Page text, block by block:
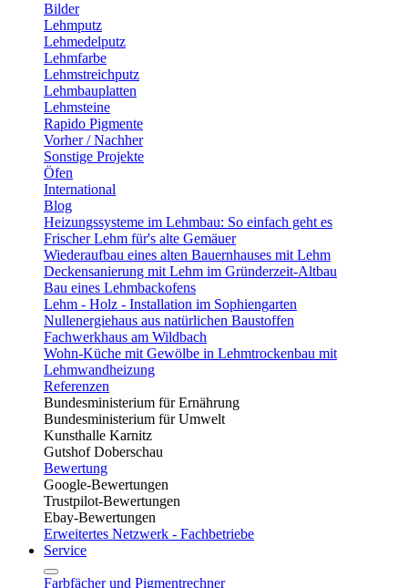
Bilder
Lehmputz
Lehmedelputz
Lehmfarbe
Lehmstreichputz
Lehmbauplatten
Lehmsteine
Rapido Pigmente
Vorher / Nachher
Sonstige Projekte
Öfen
International
Blog
Heizungssysteme im Lehmbau: So einfach geht es
Frischer Lehm für's alte Gemäuer
Wiederaufbau eines alten Bauernhauses mit Lehm
Deckensanierung mit Lehm im Gründerzeit-Altbau
Bau eines Lehmbackofens
Lehm - Holz - Installation im Sophiengarten
Nullenergiehaus aus natürlichen Baustoffen
Fachwerkhaus am Wildbach
Wohn-Küche mit Gewölbe in Lehmtrockenbau mit
Lehmwandheizung
Referenzen
Bundesministerium für Ernährung
Bundesministerium für Umwelt
Kunsthalle Karnitz
Gutshof Doberschau
Bewertung
Google-Bewertungen
Trustpilot-Bewertungen
Ebay-Bewertungen
Erweitertes Netzwerk - Fachbetriebe
Service
Farbfächer und Pigmentrechner